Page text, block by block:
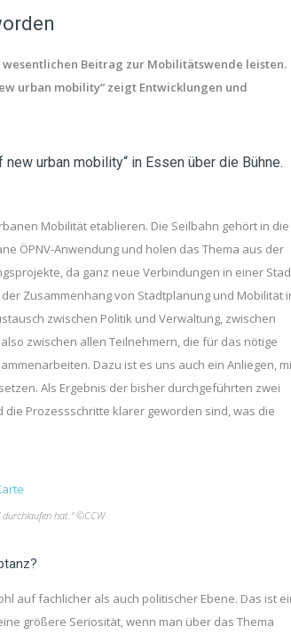
wesentlichen Beitrag zur Mobilitätswende leisten.
urban mobility“ zeigt Entwicklungen und
urban mobility“ in Essen über die Bühne.
Mobilität etablieren. Die Seilbahn gehört in die
ÖPNV-Anwendung und holen das Thema aus der
da ganz neue Verbindungen in einer
Zusammenhang von Stadtplanung und Mobilität
zwischen Politik und Verwaltung, zwischen
zwischen allen Teilnehmern, die für das nötige
Dazu ist es uns auch ein Anliegen,
Als Ergebnis der bisher durchgeführten zwei
Prozessschritte klarer geworden sind, was die
durchlaufen hat.“ ©CCW
auf fachlicher als auch politischer Ebene. Das ist
größere Seriosität, wenn man über das Thema